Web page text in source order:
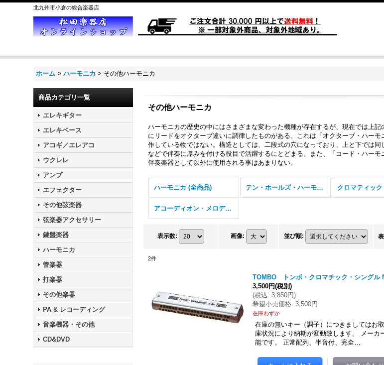
北九州市小倉の総合楽器店
ホーム > ハーモニカ > その他ハーモニカ
商品カテゴリ一覧
エレキギター
エレキベース
アコギ／エレアコ
ウクレレ
アンプ
エフェクター
その他弦楽器
弦楽器アクセサリー
鍵盤楽器
ハーモニカ
管楽器
打楽器
その他楽器
PA & レコーディング
音楽機器・その他
CD&DVD
その他ハーモニカ
ハーモニカの歴史の中にはさまざまな変わった機種が存在するが、現在では上
にリードをオクターブ違いに調律したものがある。これは「オクターブ・ハー
作している物ではない。構造としては、二段式の穴になっており、上と下では
などで伴奏に厚みを付ける役目で活躍するにとどまる。また、「コード・ハー
伴奏楽器として以外に使用される事はあまりない。
ハーモニカ (全商品) テン・ホールズ・ハーモニカ
アコーディオン・メロディカ
表示数: 画像: 並び順:
2件
TOMBO トンボ・クロマチック・シングル
3,500円(税別)
(税込: 3,850円)
希望小売価格: 3,500円
在庫わずか
在庫の無いキー（調子）につきましてはお
庫状況により納期が変動致します。 メー
能です。 正常配列、半音付、完全…